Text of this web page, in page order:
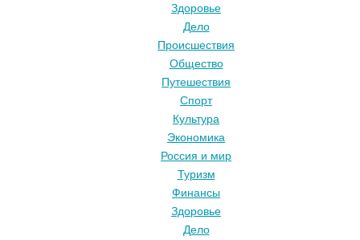
Здоровье
Дело
Происшествия
Общество
Путешествия
Спорт
Культура
Экономика
Россия и мир
Туризм
Финансы
Здоровье
Дело